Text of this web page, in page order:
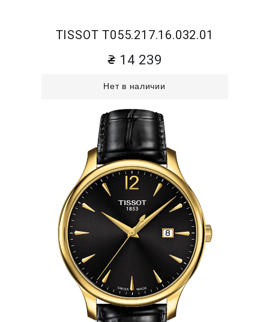
TISSOT T055.217.16.032.01
14 239
Нет в наличии